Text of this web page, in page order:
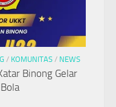
/ KOMUNITAS / NEWS
Binong Gelar